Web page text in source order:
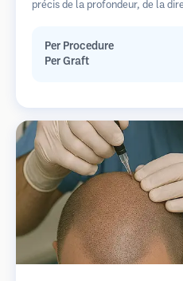
précis de la profondeur, de la
Per Procedure
Per Graft